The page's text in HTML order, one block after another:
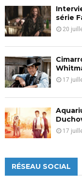
série
20
17
17
RÉSEAU SOCIAL